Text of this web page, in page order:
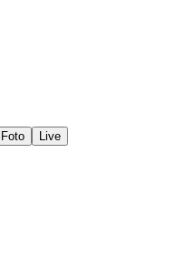
Foto
Live